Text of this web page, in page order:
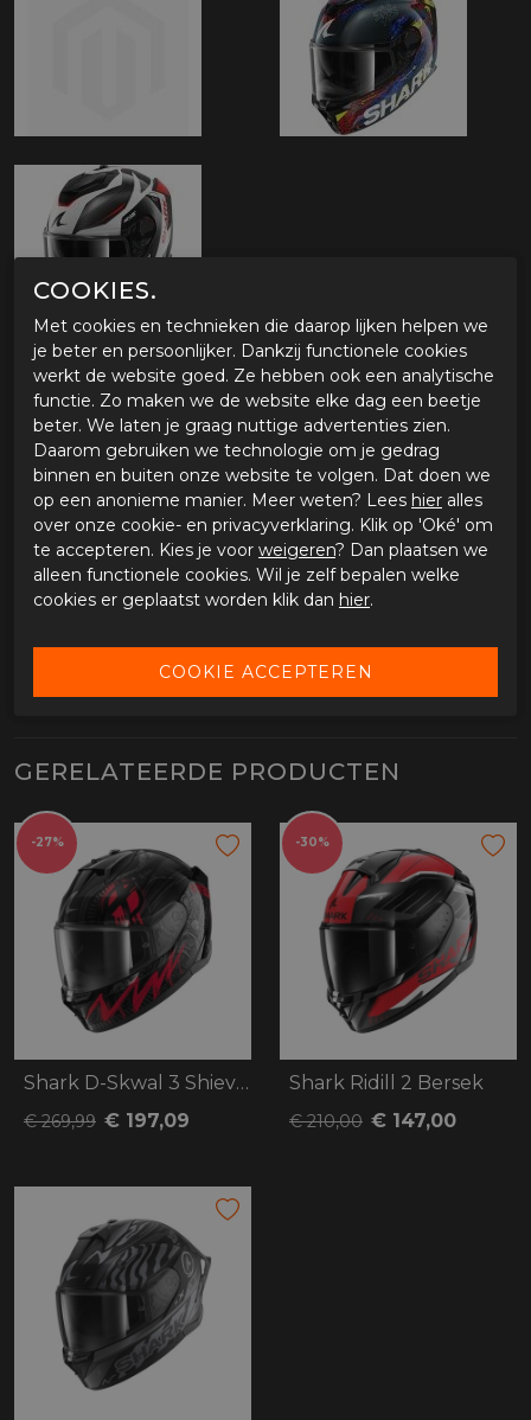
OMSCHRIJVING SHARK SPARTAN GT PRO RITMO
CARBON
Shark Spartan GT Pro Ritmo Carbon
SPECIFICATIES SHARK SPARTAN GT PRO RITMO
CARBON
Merk
Shark
Leveranciercode
HE1355EDAIL
Materiaal buitenkant
Carbon
GERELATEERDE PRODUCTEN
-27%
Shark D-Skwal 3 Shiever
€ 269,99 € 197,09
-30%
Shark Ridill 2 Bersek
€ 210,00 € 147,00
COOKIES.
Met cookies en technieken die daarop lijken helpen we
je beter en persoonlijker. Dankzij functionele cookies
werkt de website goed. Ze hebben ook een analytische
functie. Zo maken we de website elke dag een beetje
beter. We laten je graag nuttige advertenties zien.
Daarom gebruiken we technologie om je gedrag
binnen en buiten onze website te volgen. Dat doen we
op een anonieme manier. Meer weten? Lees hier alles
over onze cookie- en privacyverklaring. Klik op 'Oké' om
te accepteren. Kies je voor weigeren? Dan plaatsen we
alleen functionele cookies. Wil je zelf bepalen welke
cookies er geplaatst worden klik dan hier.